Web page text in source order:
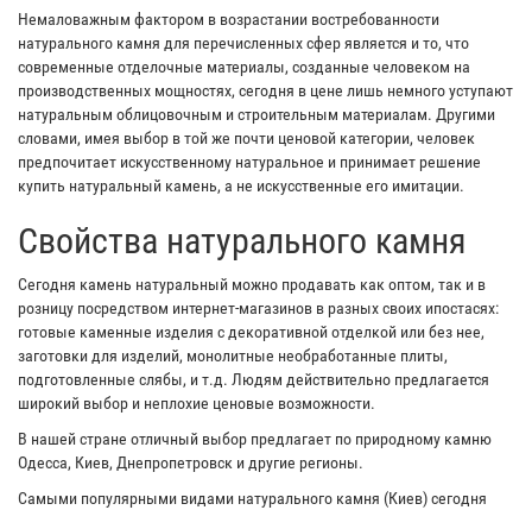
Немаловажным фактором в возрастании востребованности
натурального камня для перечисленных сфер является и то, что
современные отделочные материалы, созданные человеком на
производственных мощностях, сегодня в цене лишь немного уступают
натуральным облицовочным и строительным материалам. Другими
словами, имея выбор в той же почти ценовой категории, человек
предпочитает искусственному натуральное и принимает решение
купить натуральный камень, а не искусственные его имитации.
Свойства натурального камня
Сегодня камень натуральный можно продавать как оптом, так и в
розницу посредством интернет-магазинов в разных своих ипостасях:
готовые каменные изделия с декоративной отделкой или без нее,
заготовки для изделий, монолитные необработанные плиты,
подготовленные слябы, и т.д. Людям действительно предлагается
широкий выбор и неплохие ценовые возможности.
В нашей стране отличный выбор предлагает по природному камню
Одесса, Киев, Днепропетровск и другие регионы.
Самыми популярными видами натурального камня (Киев) сегодня